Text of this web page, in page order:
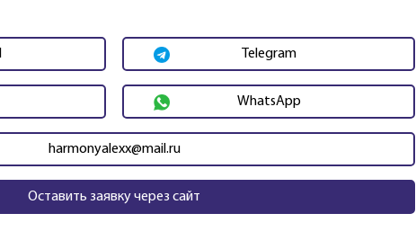
Telegram
WhatsApp
harmonyalexx@mail.ru
Оставить заявку через сайт